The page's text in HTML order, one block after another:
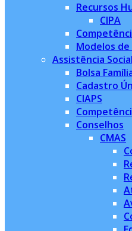
Recursos
CIPA
Modelos
Assistência Social
Bolsa
Cadastro
CIAPS
Conselhos
CMAS